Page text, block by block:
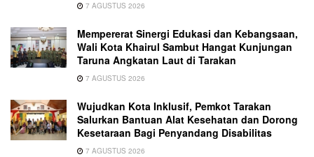
7 AGUSTUS 2026
Mempererat Sinergi Edukasi dan Kebangsaan,
Wali Kota Khairul Sambut Hangat Kunjungan
Taruna Angkatan Laut di Tarakan
7 AGUSTUS 2026
Wujudkan Kota Inklusif, Pemkot Tarakan
Salurkan Bantuan Alat Kesehatan dan Dorong
Kesetaraan Bagi Penyandang Disabilitas
7 AGUSTUS 2026